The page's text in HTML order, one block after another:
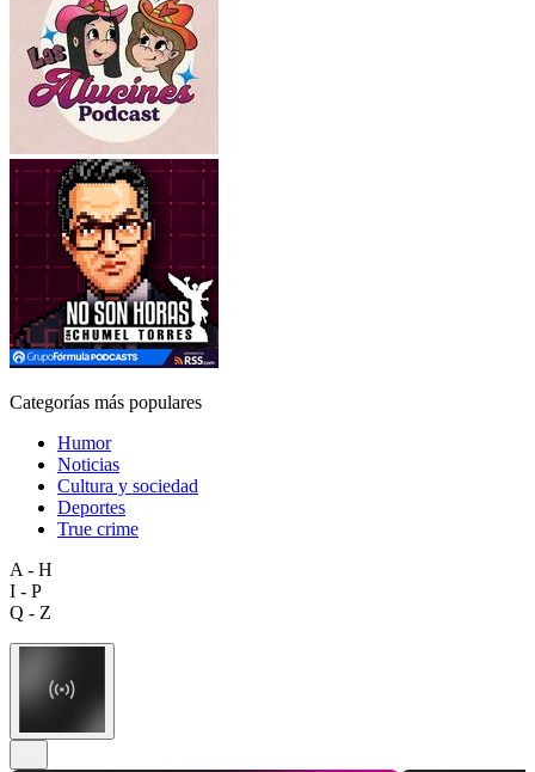
Categorías más populares
Humor
Noticias
Cultura y sociedad
Deportes
True crime
A - H
I - P
Q - Z